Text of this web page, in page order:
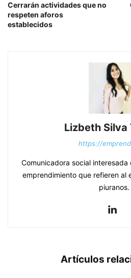
Cerrarán actividades que no
respeten aforos
establecidos
Lizbeth Silva
https://
Comunicadora social
emprendimiento que refieren al
piuranos.
Artículos